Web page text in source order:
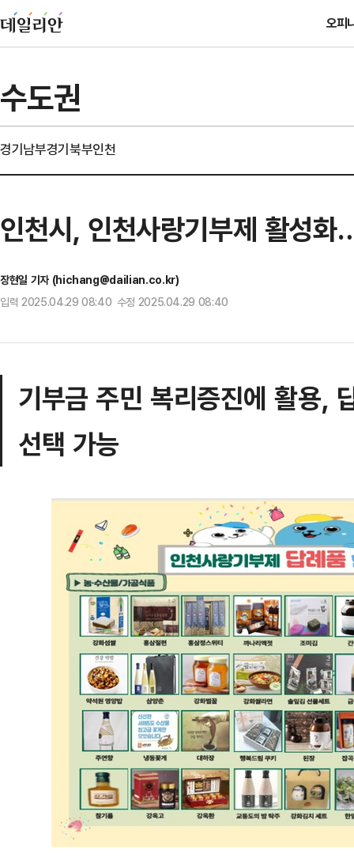
오피
수도권
경기남부경기북부인천
인천시, 인천사랑기부제 활성
장현일 기자 (hichang@dailian.co.kr)
입력 2025.04.29 08:40 수정 2025.04.29 08:40
기부금 주민 복리증진에 활용,
선택 가능